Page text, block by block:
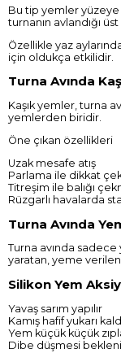
Bu tip yemler yüzeye
turnanın avlandığı
Özellikle yaz
için oldukça etkilidir.
Turna Avında
Kaşık yemler, turna
yemlerden biridir.
Öne çıkan özellikleri
Uzak mesafe atış
Parlama ile dikkat
Titreşim ile balığı
Rüzgarlı havalarda
Turna Avında
Turna avında
yaratan, yeme
Silikon Yem
Yavaş sarım yapılır
Kamış hafif yukarı
Yem küçük küçük
Dibe düşmesi